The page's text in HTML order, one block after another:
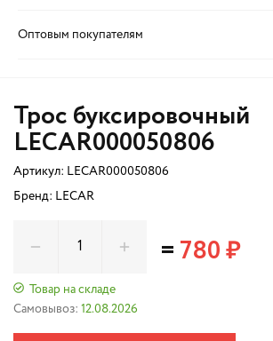
Оптовым покупателям
Трос буксировочный
LECAR000050806
Артикул: LECAR000050806
Бренд: LECAR
Товар на складе
Самовывоз: 12.08.2026
=780 ₽